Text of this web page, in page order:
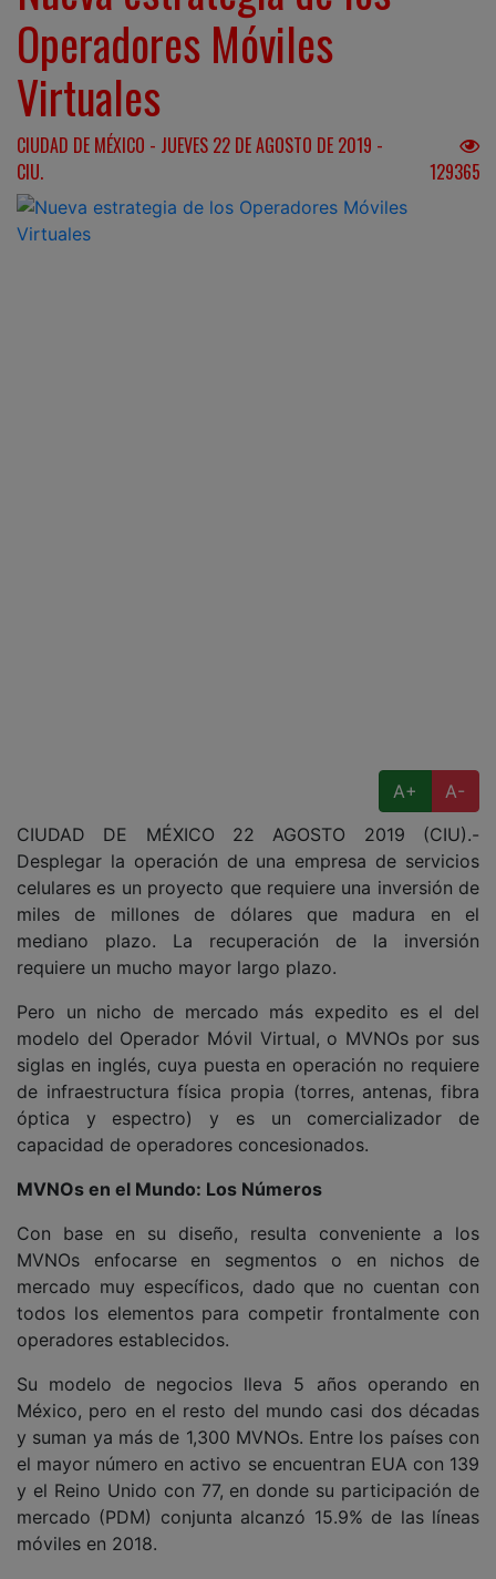
Operadores Móviles
Virtuales
CIUDAD DE MÉXICO - JUEVES 22 DE AGOSTO DE 2019 -
CIU.
129365
A+
A-
CIUDAD DE MÉXICO 22 AGOSTO 2019 (CIU).-
Desplegar la operación de una empresa de servicios
celulares es un proyecto que requiere una inversión de
miles de millones de dólares que madura en el
mediano plazo. La recuperación de la inversión
requiere un mucho mayor largo plazo.
Pero un nicho de mercado más expedito es el del
modelo del Operador Móvil Virtual, o MVNOs por sus
siglas en inglés, cuya puesta en operación no requiere
de infraestructura física propia (torres, antenas, fibra
óptica y espectro) y es un comercializador de
capacidad de operadores concesionados.
MVNOs en el Mundo: Los Números
Con base en su diseño, resulta conveniente a los
MVNOs enfocarse en segmentos o en nichos de
mercado muy específicos, dado que no cuentan con
todos los elementos para competir frontalmente con
operadores establecidos.
Su modelo de negocios lleva 5 años operando en
México, pero en el resto del mundo casi dos décadas
y suman ya más de 1,300 MVNOs. Entre los países con
el mayor número en activo se encuentran EUA con 139
y el Reino Unido con 77, en donde su participación de
mercado (PDM) conjunta alcanzó 15.9% de las líneas
móviles en 2018.